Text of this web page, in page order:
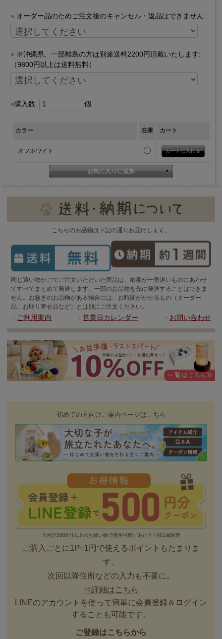
オーダー品のためご注文後のキャンセル・返品はできません:
※沖縄県、一部離島の方は別途送料2200円頂戴いたします:
（9800円以上は送料無料）
購入数: 個
カラー 在庫 カート
オフホワイト 〇
こちらのお品物は下記の通りお届けします。
同じ買い物かごでご注文いただいた商品は、納期が一番遅いものにあわせ
てすべてまとめて発送します。一部のお品物を先に発送することはできま
せん。お急ぎのお品物がある場合には、お時間がかかるもの（オーダー
品、お取り寄せ品など）とは別にご注文ください。
・ ご利用案内 ・ 営業日カレンダー ・ お問い合わせ
初めての方向けご案内ページはこちら
※合計3000円以上のお買い物で使用可能／おひとり様1回限定
ご購入ごとに1P=1円で使えるポイントもたまりま
す。
次回以降住所などの入力も不要に。
⇒詳細はこちら
LINEのアカウントを使って簡単に会員登録＆ログイン
することも可能です。
ご登録はこちらから